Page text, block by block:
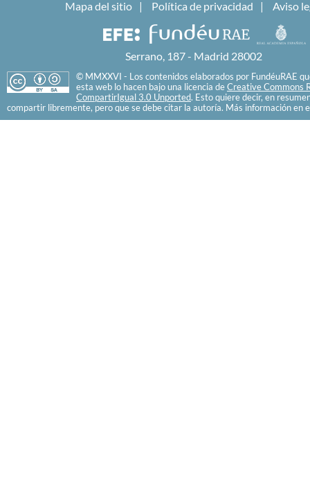
Mapa del sitio Política de privacidad Aviso
Serrano, 187 - Madrid 28002
© MMXXVI - Los contenidos elaborados por FundéuRAE
esta web lo hacen bajo una licencia de Creative Commons
CompartirIgual 3.0 Unported. Esto quiere decir, en
compartir libremente, pero que se debe citar la autoría. Más información en